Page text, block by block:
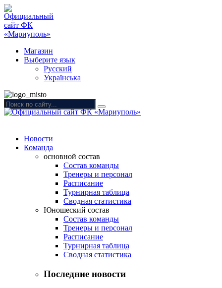
Магазин
Выберите язык
Русский
Українська
Новости
Команда
основной состав
Состав команды
Тренеры и персонал
Расписание
Турнирная таблица
Сводная статистика
Юношеский состав
Состав команды
Тренеры и персонал
Расписание
Турнирная таблица
Сводная статистика
Последние новости